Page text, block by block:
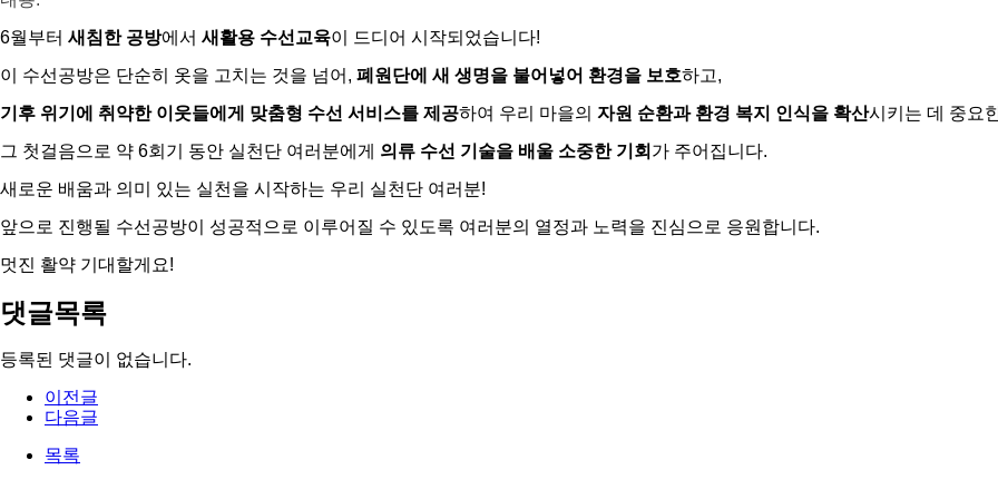
6월부터 새침한 공방에서 새활용 수선교육이 드디어 시작되었습니다!
이 수선공방은 단순히 옷을 고치는 것을 넘어, 폐원단에 새 생명을 불어넣어 환경을 보호하고,
기후 위기에 취약한 이웃들에게 맞춤형 수선 서비스를 제공하여 우리 마을의 자원 순환과 환경 복지 인식을 확산시키는 데 중요
그 첫걸음으로 약 6회기 동안 실천단 여러분에게 의류 수선 기술을 배울 소중한 기회 가 주어집니다.
새로운 배움과 의미 있는 실천을 시작하는 우리 실천단 여러분!
앞으로 진행될 수선공방이 성공적으로 이루어질 수 있도록 여러분의 열정과 노력을 진심으로 응원합니다.
멋진 활약 기대할게요!
댓글목록
등록된 댓글이 없습니다.
이전글
다음글
목록